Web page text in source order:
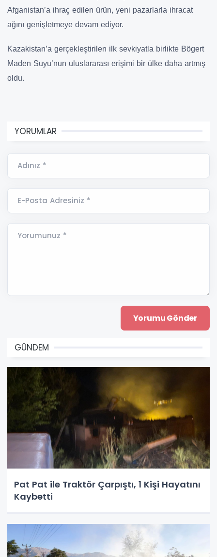
Afganistan’a ihraç edilen ürün, yeni pazarlarla ihracat
ağını genişletmeye devam ediyor.
Kazakistan’a gerçekleştirilen ilk sevkiyatla birlikte Bögert
Maden Suyu’nun uluslararası erişimi bir ülke daha artmış
oldu.
YORUMLAR
Adınız *
E-Posta Adresiniz *
Yorumunuz *
GÜNDEM
Pat Pat ile Traktör Çarpıştı, 1 Kişi Hayatını
Kaybetti